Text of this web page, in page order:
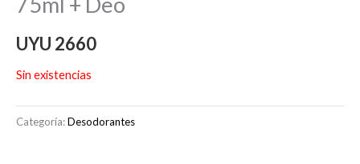
UYU 2660
Sin existencias
Categoría:Desodorantes